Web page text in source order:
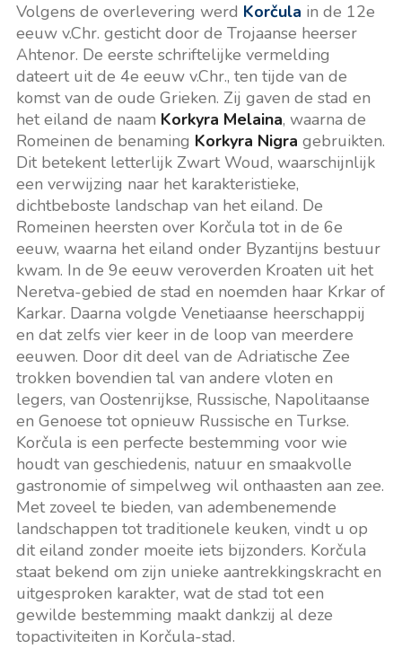
Volgens de overlevering werd Korčula in de 12e
eeuw v.Chr. gesticht door de Trojaanse heerser
Ahtenor. De eerste schriftelijke vermelding
dateert uit de 4e eeuw v.Chr., ten tijde van de
komst van de oude Grieken. Zij gaven de stad en
het eiland de naam Korkyra Melaina, waarna de
Romeinen de benaming Korkyra Nigra gebruikten.
Dit betekent letterlijk Zwart Woud, waarschijnlijk
een verwijzing naar het karakteristieke,
dichtbeboste landschap van het eiland. De
Romeinen heersten over Korčula tot in de 6e
eeuw, waarna het eiland onder Byzantijns bestuur
kwam. In de 9e eeuw veroverden Kroaten uit het
Neretva-gebied de stad en noemden haar Krkar of
Karkar. Daarna volgde Venetiaanse heerschappij
en dat zelfs vier keer in de loop van meerdere
eeuwen. Door dit deel van de Adriatische Zee
trokken bovendien tal van andere vloten en
legers, van Oostenrijkse, Russische, Napolitaanse
en Genoese tot opnieuw Russische en Turkse.
Korčula is een perfecte bestemming voor wie
houdt van geschiedenis, natuur en smaakvolle
gastronomie of simpelweg wil onthaasten aan zee.
Met zoveel te bieden, van adembenemende
landschappen tot traditionele keuken, vindt u op
dit eiland zonder moeite iets bijzonders. Korčula
staat bekend om zijn unieke aantrekkingskracht en
uitgesproken karakter, wat de stad tot een
gewilde bestemming maakt dankzij al deze
topactiviteiten in Korčula-stad.